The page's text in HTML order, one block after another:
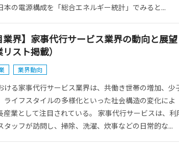
本の電源構成を「総合エネルギー統計」でみると...
業界】家事代行サービス業界の動向と展望
リスト掲載）
業界動向
ける家事代行サービス業界は、共働き世帯の増加、少
ライフスタイルの多様化といった社会構造の変化によ
産業として注目されている。 家事代行サービスは、利
タッフが訪問し、掃除、洗濯、炊事などの日常的な...